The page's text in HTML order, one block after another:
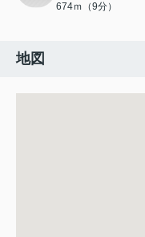
674ｍ（9分）
地図